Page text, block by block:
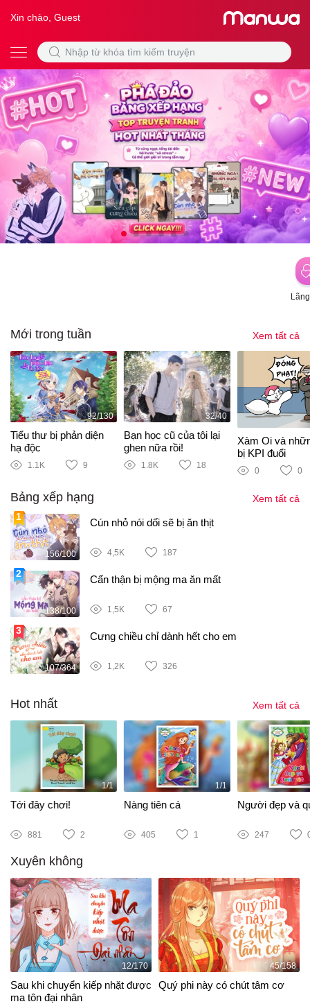
Xin chào, Guest
Mới trong tuần Xem tất cả
92/130
Tiểu thư bị phản diện
hạ độc
1.1K 9
32/40
Bạn học cũ của tôi lại
ghen nữa rồi!
1.8K 18
Xàm Oi và
bị KPI đuổi
0 0
Bảng xếp hạng Xem tất cả
156/100
Cún nhỏ nói dối sẽ bị ăn thịt
4,5K 187
138/100
Cẩn thận bị mộng ma ăn mất
1,5K 67
107/364
Cưng chiều chỉ dành hết cho em
1,2K 326
Hot nhất Xem tất cả
1/1
Tới đây chơi!
881 2
1/1
Nàng tiên cá
405 1
Người đẹp và
247
Xuyên không
12/170
Sau khi chuyển kiếp nhặt được
ma tôn đại nhân
45/158
Quý phi này có chút tâm cơ